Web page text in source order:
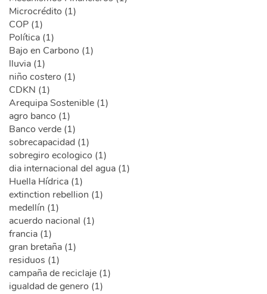
Microcrédito (1)
COP (1)
Política (1)
Bajo en Carbono (1)
lluvia (1)
niño costero (1)
CDKN (1)
Arequipa Sostenible (1)
agro banco (1)
Banco verde (1)
sobrecapacidad (1)
sobregiro ecologico (1)
dia internacional del agua (1)
Huella Hídrica (1)
extinction rebellion (1)
medellín (1)
acuerdo nacional (1)
francia (1)
gran bretaña (1)
residuos (1)
campaña de reciclaje (1)
igualdad de genero (1)